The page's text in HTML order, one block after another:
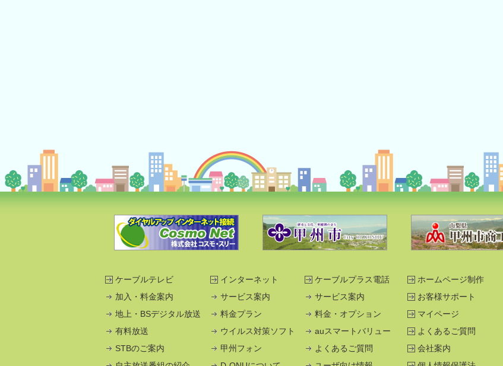
ケーブルテレビ
加入・料金案内
地上・BSデジタル放送
有料放送
STBのご案内
インターネット
サービス案内
料金プラン
ウイルス対策ソフト
甲州フォン
ケーブルプラス電話
サービス案内
料金・オプション
auスマートバリュー
よくあるご質問
ホームページ制作
お客様サポート
マイページ
よくあるご質問
会社案内